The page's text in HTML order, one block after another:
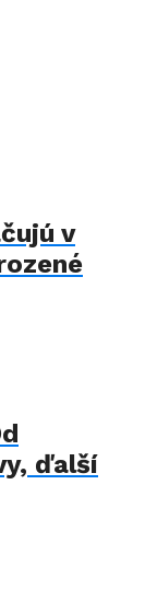
v
ďalší